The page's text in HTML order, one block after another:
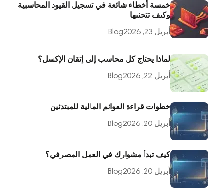
خمسة أخطاء شائعة في تسجيل القيود المحاسبية
وكيف تتجنبها
أبريل 23, 2026
Blog
لماذا يحتاج كل محاسب إلى إتقان الإكسل؟
أبريل 22, 2026
Blog
خطوات قراءة القوائم المالية للمبتدئين
أبريل 20, 2026
Blog
كيف تبدأ مشوارك في العمل المصرفي؟
أبريل 20, 2026
Blog